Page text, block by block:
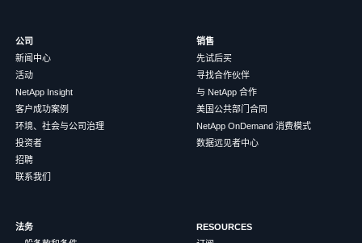
公司
新闻中心
活动
NetApp Insight
客户成功案例
环境、社会与公司治理
投资者
招聘
联系我们
销售
先试后买
寻找合作伙伴
与 NetApp 合作
美国公共部门合同
NetApp OnDemand 消费模式
数据远见者中心
法务
RESOURCES